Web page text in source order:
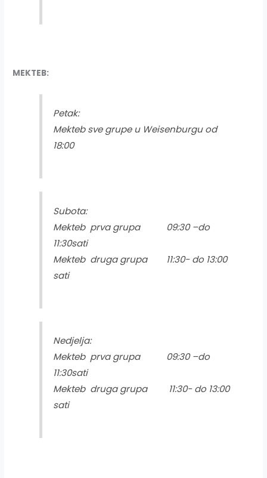
MEKTEB:
Petak:
Mekteb sve grupe u Weisenburgu od
18:00
Subota:
Mekteb prva grupa 09:30 –do
11:30sati
Mekteb druga grupa 11:30- do 13:00
sati
Nedjelja:
Mekteb prva grupa 09:30 –do
11:30sati
Mekteb druga grupa 11:30- do 13:00
sati